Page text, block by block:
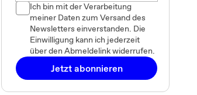
Ich bin mit der Verarbeitung
meiner Daten zum Versand des
Newsletters einverstanden. Die
Einwilligung kann ich jederzeit
über den Abmeldelink widerrufen.
Jetzt abonnieren